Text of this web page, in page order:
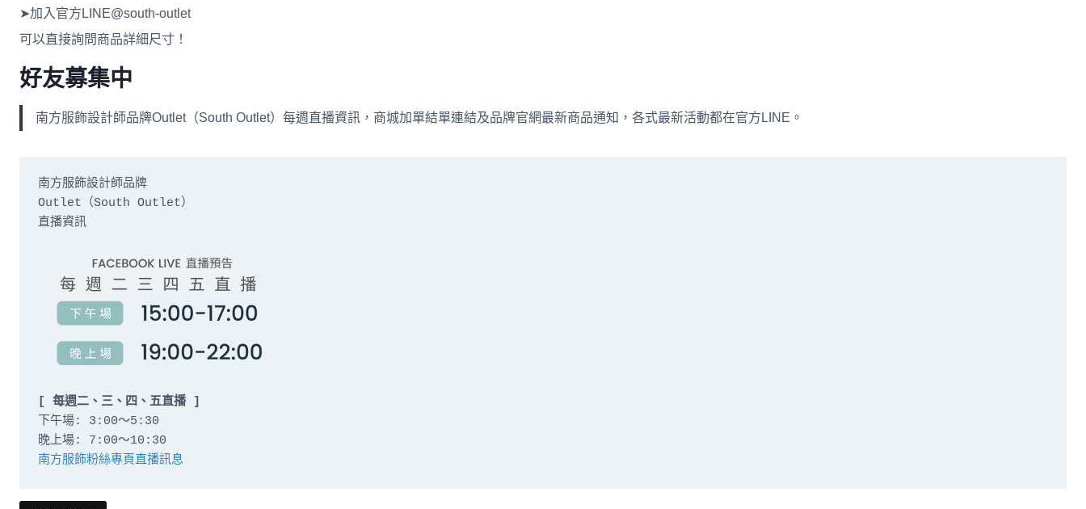
➤加入官方LINE@south-outlet
可以直接詢問商品詳細尺寸！
好友募集中
南方服飾設計師品牌Outlet（South Outlet）每週直播資訊，商城加單結單連結及品牌官網最新商品通知，各式最新活動都在官方LINE。
南方服飾設計師品牌
Outlet（South Outlet）
直播資訊
[ 每週二、三、四、五直播 ]
下午場: 3:00～5:30
南方服飾粉絲專頁直播訊息